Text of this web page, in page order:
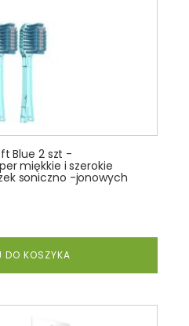
Blue 2 szt -
miękkie i szerokie
soniczno -jonowych
DO KOSZYKA